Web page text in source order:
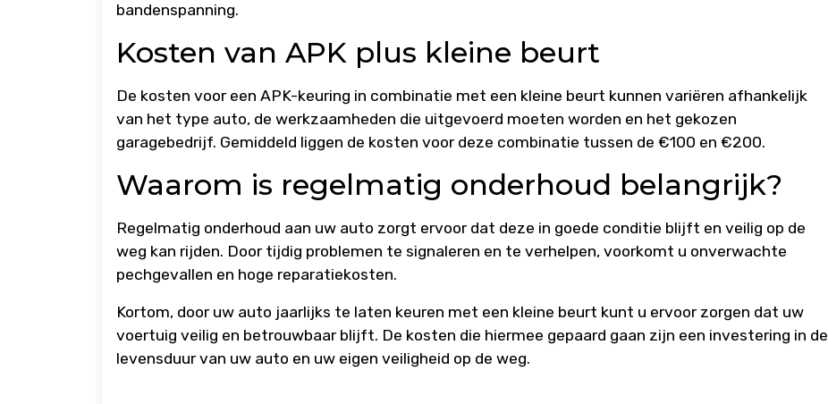
bandenspanning.
Kosten van APK plus kleine beurt
De kosten voor een APK-keuring in combinatie met een kleine beurt kunnen variëren afhankelijk
van het type auto, de werkzaamheden die uitgevoerd moeten worden en het gekozen
garagebedrijf. Gemiddeld liggen de kosten voor deze combinatie tussen de €100 en €200.
Waarom is regelmatig onderhoud belangrijk?
Regelmatig onderhoud aan uw auto zorgt ervoor dat deze in goede conditie blijft en veilig op de
weg kan rijden. Door tijdig problemen te signaleren en te verhelpen, voorkomt u onverwachte
pechgevallen en hoge reparatiekosten.
Kortom, door uw auto jaarlijks te laten keuren met een kleine beurt kunt u ervoor zorgen dat uw
voertuig veilig en betrouwbaar blijft. De kosten die hiermee gepaard gaan zijn een investering in de
levensduur van uw auto en uw eigen veiligheid op de weg.